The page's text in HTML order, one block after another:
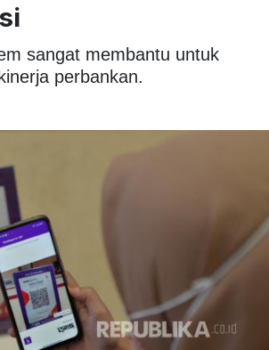
sangat membantu untuk
perbankan.